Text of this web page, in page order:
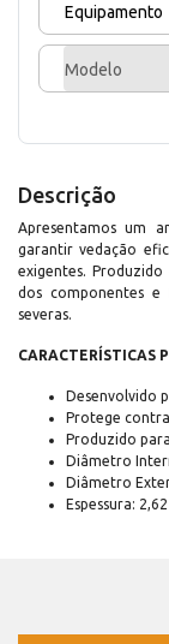
Equipamento
Modelo
Descrição
Apresentamos um
garantir vedação
exigentes.
dos componentes e
severas.
CARACTERÍSTICAS
Desenvolvido
Protege
Produzido
Diâmetro
Diâmetro
Espessura: